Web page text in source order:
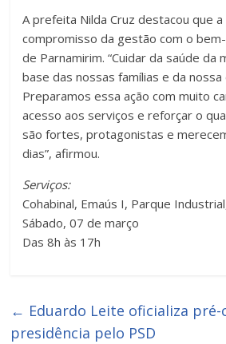
A prefeita Nilda Cruz destacou que
compromisso da gestão com o
de Parnamirim. “Cuidar da saúde da
base das nossas famílias e da nossa
Preparamos essa ação com muito
acesso aos serviços e reforçar o
são fortes, protagonistas e
dias”, afirmou.
Serviços:
Cohabinal, Emaús I, Parque
Sábado, 07 de março
Das 8h às 17h
← Eduardo Leite oficializa
presidência pelo PSD